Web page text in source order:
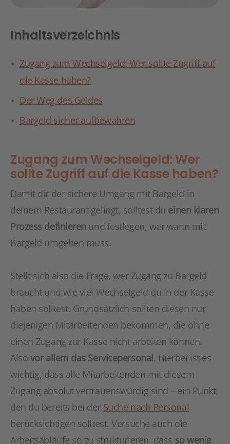
Inhaltsverzeichnis
Zugang zum Wechselgeld: Wer sollte Zugriff auf
die Kasse haben?
Der Weg des Geldes
Bargeld sicher aufbewahren
Zugang zum Wechselgeld: Wer
sollte Zugriff auf die Kasse haben?
Damit dir der sichere Umgang mit Bargeld in
deinem Restaurant gelingt, solltest du einen klaren
Prozess definieren und festlegen, wer wann mit
Bargeld umgehen muss.
Stellt sich also die Frage, wer Zugang zu Bargeld
braucht und wie viel Wechselgeld du in der Kasse
haben solltest. Grundsätzlich sollten diesen nur
diejenigen Mitarbeitenden bekommen, die ohne
einen Zugang zur Kasse nicht arbeiten können.
Also vor allem das Servicepersonal. Hierbei ist es
wichtig, dass alle Mitarbeitenden mit diesem
Zugang absolut vertrauenswürdig sind – ein Punkt,
den du bereits bei der Suche nach Personal
berücksichtigen solltest. Versuche auch die
Arbeitsabläufe so zu strukturieren, dass so wenig